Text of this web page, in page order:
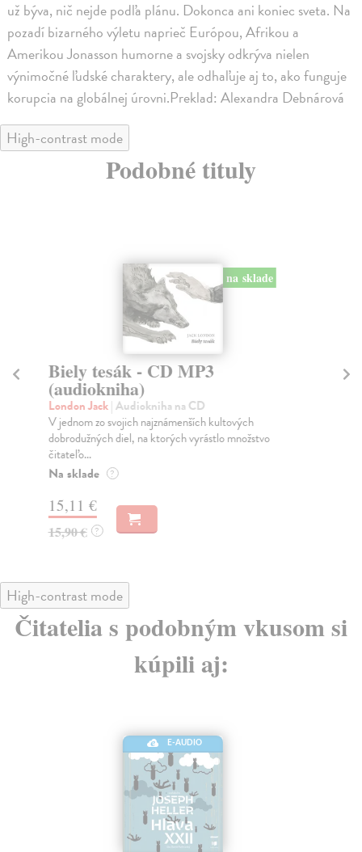
už býva, nič nejde podľa plánu. Dokonca ani koniec sveta. Na
pozadí bizarného výletu naprieč Európou, Afrikou a
Amerikou Jonasson humorne a svojsky odkrýva nielen
výnimočné ľudské charaktery, ale odhaľuje aj to, ako funguje
korupcia na globálnej úrovni.Preklad: Alexandra Debnárová
High-contrast mode
Podobné tituly
na sklade
Biely tesák - CD MP3
(audiokniha)
London Jack| Audiokniha na CD
V jednom zo svojich najznámenších kultových
dobrodužných diel, na ktorých vyrástlo množstvo
čitateľo...
Na sklade ?
15,11 €
15,90 € ?
High-contrast mode
Čitatelia s podobným vkusom si
kúpili aj:
E-AUDIO